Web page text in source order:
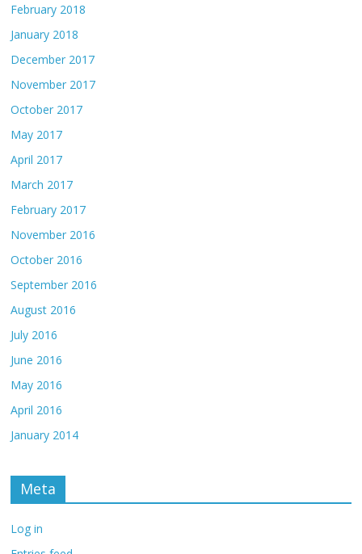
February 2018
January 2018
December 2017
November 2017
October 2017
May 2017
April 2017
March 2017
February 2017
November 2016
October 2016
September 2016
August 2016
July 2016
June 2016
May 2016
April 2016
January 2014
Meta
Log in